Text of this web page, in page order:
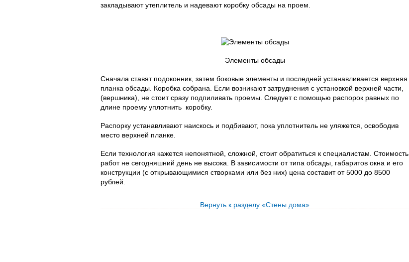
закладывают утеплитель и надевают коробку обсады на проем.
Элементы обсады
Сначала ставят подоконник, затем боковые элементы и последней устанавливается верхняя
планка обсады. Коробка собрана. Если возникают затруднения с установкой верхней части,
(вершника), не стоит сразу подпиливать проемы. Следует с помощью распорок равных по
длине проему уплотнить коробку.
Распорку устанавливают наискось и подбивают, пока уплотнитель не уляжется, освободив
место верхней планке.
Если технология кажется непонятной, сложной, стоит обратиться к специалистам. Стоимость
работ не сегодняшний день не высока. В зависимости от типа обсады, габаритов окна и его
конструкции (с открывающимися створками или без них) цена составит от 5000 до 8500
рублей.
Вернуть к разделу «Стены дома»